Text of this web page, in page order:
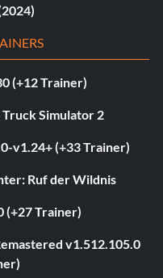
(+12 Trainer)
Simulator 2
v1.24+ (+33 Trainer)
Ruf der Wildnis
(+27 Trainer)
v1.512.105.0